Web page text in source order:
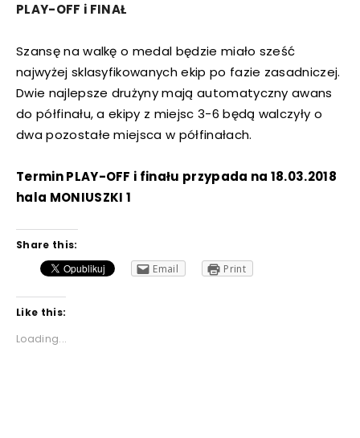
PLAY-OFF i FINAŁ
Szansę na walkę o medal będzie miało sześć
najwyżej sklasyfikowanych ekip po fazie zasadniczej.
Dwie najlepsze drużyny mają automatyczny awans
do półfinału, a ekipy z miejsc 3-6 będą walczyły o
dwa pozostałe miejsca w półfinałach.
Termin PLAY-OFF i finału przypada na 18.03.2018
hala MONIUSZKI 1
Share this:
Email
Print
Like this:
Loading...